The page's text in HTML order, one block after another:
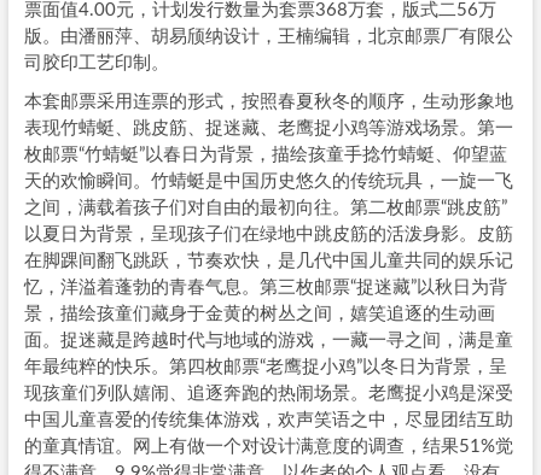
票面值4.00元，计划发行数量为套票368万套，版式二56万
版。由潘丽萍、胡易颀纳设计，王楠编辑，北京邮票厂有限公
司胶印工艺印制。
本套邮票采用连票的形式，按照春夏秋冬的顺序，生动形象地
表现竹蜻蜓、跳皮筋、捉迷藏、老鹰捉小鸡等游戏场景。第一
枚邮票“竹蜻蜓”以春日为背景，描绘孩童手捻竹蜻蜓、仰望蓝
天的欢愉瞬间。竹蜻蜓是中国历史悠久的传统玩具，一旋一飞
之间，满载着孩子们对自由的最初向往。第二枚邮票“跳皮筋”
以夏日为背景，呈现孩子们在绿地中跳皮筋的活泼身影。皮筋
在脚踝间翻飞跳跃，节奏欢快，是几代中国儿童共同的娱乐记
忆，洋溢着蓬勃的青春气息。第三枚邮票“捉迷藏”以秋日为背
景，描绘孩童们藏身于金黄的树丛之间，嬉笑追逐的生动画
面。捉迷藏是跨越时代与地域的游戏，一藏一寻之间，满是童
年最纯粹的快乐。第四枚邮票“老鹰捉小鸡”以冬日为背景，呈
现孩童们列队嬉闹、追逐奔跑的热闹场景。老鹰捉小鸡是深受
中国儿童喜爱的传统集体游戏，欢声笑语之中，尽显团结互助
的童真情谊。网上有做一个对设计满意度的调查，结果51%觉